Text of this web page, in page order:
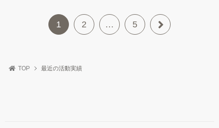
1 2 … 5
TOP 最近の活動実績